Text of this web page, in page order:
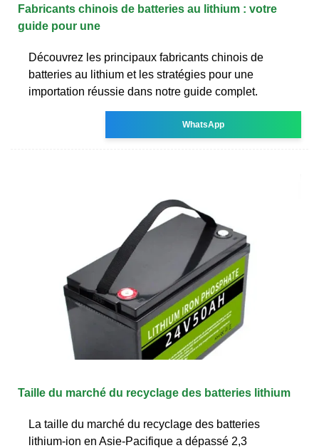
Fabricants chinois de batteries au lithium : votre
guide pour une
Découvrez les principaux fabricants chinois de
batteries au lithium et les stratégies pour une
importation réussie dans notre guide complet.
WhatsApp
Taille du marché du recyclage des batteries lithium
La taille du marché du recyclage des batteries
lithium-ion en Asie-Pacifique a dépassé 2,3